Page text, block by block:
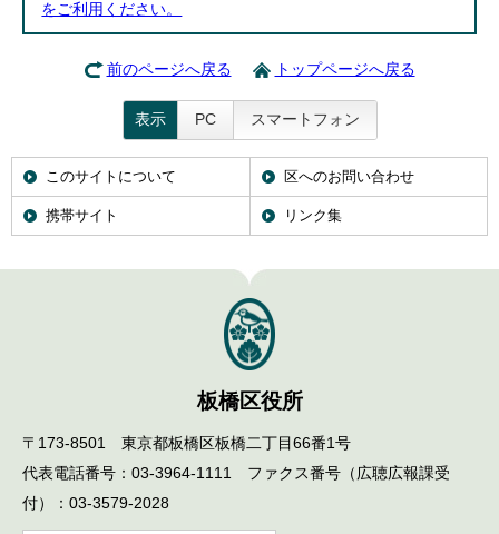
をご利用ください。
前のページへ戻る トップページへ戻る
表示 PC スマートフォン
このサイトについて 区へのお問い合わせ
携帯サイト リンク集
板橋区役所
〒173-8501 東京都板橋区板橋二丁目66番1号
代表電話番号：03-3964-1111 ファクス番号（広聴広報課受
付）：03-3579-2028